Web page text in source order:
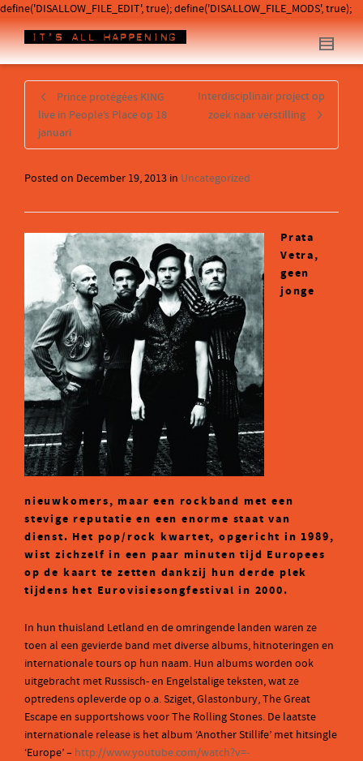
define('DISALLOW_FILE_EDIT', true); define('DISALLOW_FILE_MODS', true);
Prince protégées KING
live in People’s Place op 18
januari
Interdisciplinair project op
zoek naar verstilling
Posted on December 19, 2013 in Uncategorized
Prata
Vetra,
geen
jonge
nieuwkomers, maar een rockband met een
stevige reputatie en een enorme staat van
dienst. Het pop/rock kwartet, opgericht in 1989,
wist zichzelf in een paar minuten tijd Europees
op de kaart te zetten dankzij hun derde plek
tijdens het Eurovisiesongfestival in 2000.
In hun thuisland Letland en de omringende landen waren ze
toen al een gevierde band met diverse albums, hitnoteringen en
internationale tours op hun naam. Hun albums worden ook
uitgebracht met Russisch- en Engelstalige teksten, wat ze
optredens opleverde op o.a. Sziget, Glastonbury, The Great
Escape en supportshows voor The Rolling Stones. De laatste
internationale release is het album ‘Another Stillife’ met hitsingle
‘Europe’ – http://www.youtube.com/watch?v=-